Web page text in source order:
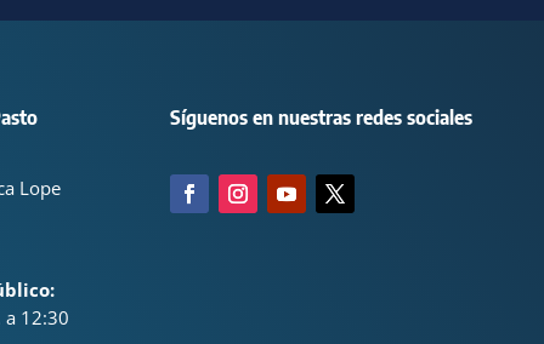
Lope
a 12:30
Síguenos en nuestras redes sociales